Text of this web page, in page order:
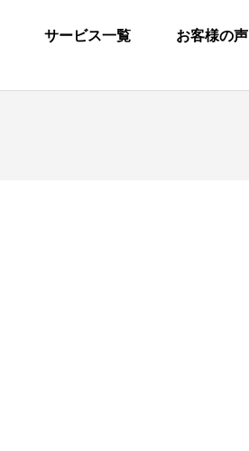
サービス一覧 お客様の声